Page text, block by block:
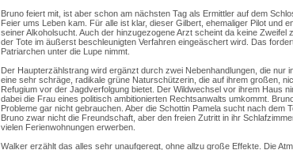
Bruno feiert mit, ist aber schon am nächsten Tag als Ermittler auf dem
Feier ums Leben kam. Für alle ist klar, dieser Gilbert, ehemaliger Pilot und
seiner Alkoholsucht. Auch der hinzugezogene Arzt scheint da keine
der Tote im äußerst beschleunigten Verfahren eingeäschert wird. Das
Patriarchen unter die Lupe nimmt.
Der Haupterzählstrang wird ergänzt durch zwei Nebenhandlungen, die nur
eine sehr schräge, radikale grüne Naturschützerin, die auf ihrem großen,
Refugium vor der Jagdverfolgung bietet. Der Wildwechsel vor ihrem Haus
dabei die Frau eines politisch ambitionierten Rechtsanwalts umkommt.
Probleme gar nicht gebrauchen. Aber die Schottin Pamela sucht nach dem
Bruno zwar nicht die Freundschaft, aber den freien Zutritt in ihr
vielen Ferienwohnungen erwerben.
Walker erzählt das alles sehr unaufgeregt, ohne allzu große Effekte. Die